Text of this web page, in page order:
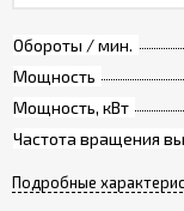
Обороты / мин.
Мощность
Мощность, кВт
Частота вращения
Подробные